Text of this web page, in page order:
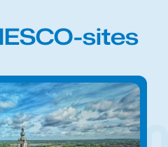
sites